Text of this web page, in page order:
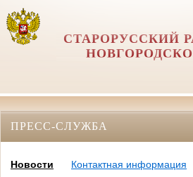
СТАРОРУССКИЙ
ПРЕСС-СЛУЖБА
Новости
Контактная информация